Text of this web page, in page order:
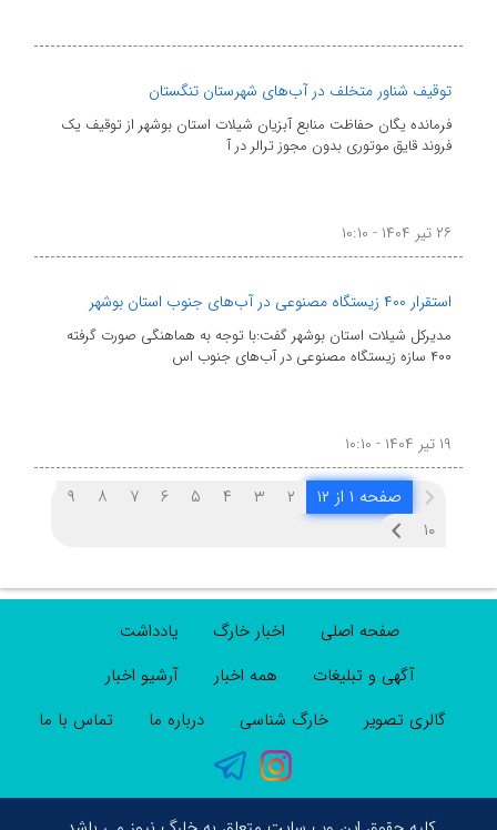
توقیف شناور متخلف در آب‌های شهرستان تنگستان
فرمانده یگان حفاظت منابع آبزیان شیلات استان بوشهر از توقیف یک
فروند قایق موتوری بدون مجوز ترالر در آ
۲۶ تیر ۱۴۰۴ - ۱۰:۱۰
استقرار ۴۰۰ زیستگاه مصنوعی در آب‌های جنوب استان بوشهر
مدیرکل شیلات استان بوشهر گفت:با توجه به هماهنگی صورت گرفته
۴۰۰ سازه زیستگاه مصنوعی در آب‌های جنوب اس
۱۹ تیر ۱۴۰۴ - ۱۰:۱۰
صفحه ۱ از ۱۲ ۲ ۳ ۴ ۵ ۶ ۷ ۸
۹
۱۰
صفحه اصلی اخبار خارگ
یادداشت
آگهی و تبلیغات
همه اخبار
آرشیو اخبار
گالری تصویر
خارگ شناسی درباره ما تماس با ما